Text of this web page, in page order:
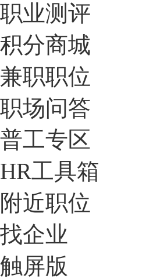
职业测评
积分商城
兼职职位
职场问答
普工专区
HR工具箱
附近职位
找企业
触屏版